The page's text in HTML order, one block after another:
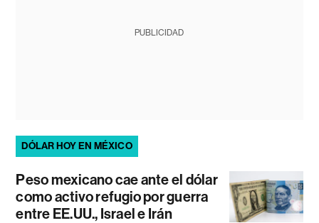
PUBLICIDAD
DÓLAR HOY EN MÉXICO
Peso mexicano cae ante el dólar
como activo refugio por guerra
entre EE.UU., Israel e Irán